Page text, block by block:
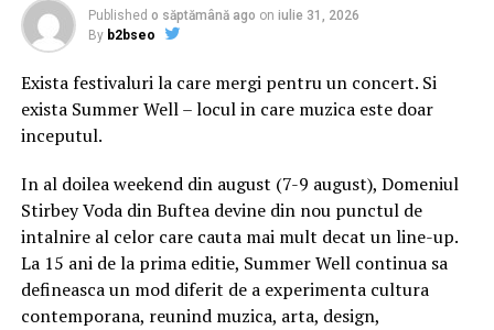
Published o săptămână ago on iulie 31, 2026
By b2bseo
Exista festivaluri la care mergi pentru un concert. Si
exista Summer Well – locul in care muzica este doar
inceputul.
In al doilea weekend din august (7-9 august), Domeniul
Stirbey Voda din Buftea devine din nou punctul de
intalnire al celor care cauta mai mult decat un line-up.
La 15 ani de la prima editie, Summer Well continua sa
defineasca un mod diferit de a experimenta cultura
contemporana, reunind muzica, arta, design,